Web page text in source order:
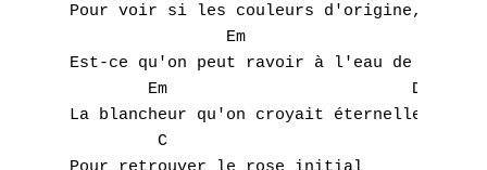
Pour voir si les couleurs d'origine,
Em                  D
Est-ce qu'on peut ravoir à l'eau de Javel,
Em                         D
La blancheur qu'on croyait éternelle,
         C                              G
A
B
C
D